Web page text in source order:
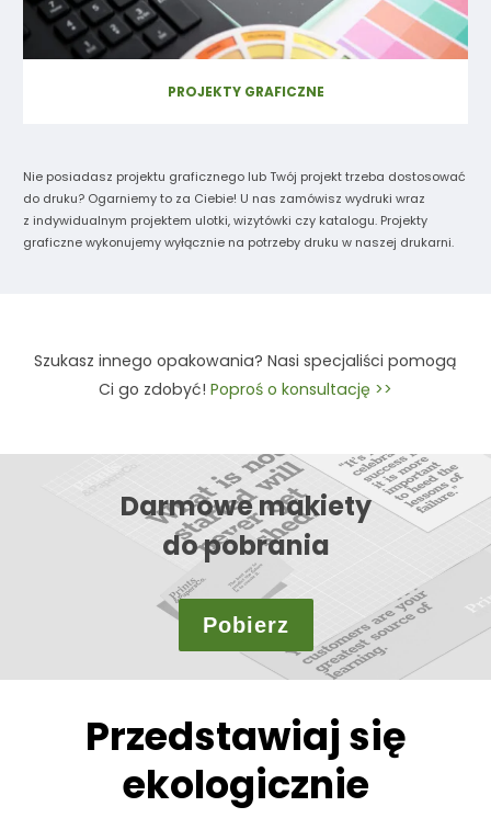
PROJEKTY GRAFICZNE
Nie posiadasz projektu graficznego lub Twój projekt trzeba dostosować
do druku? Ogarniemy to za Ciebie! U nas zamówisz wydruki wraz
z indywidualnym projektem ulotki, wizytówki czy katalogu. Projekty
graficzne wykonujemy wyłącznie na potrzeby druku w naszej drukarni.
Szukasz innego opakowania? Nasi specjaliści pomogą
Ci go zdobyć! Poproś o konsultację >>
Darmowe makiety
do pobrania
Pobierz
Przedstawiaj się
ekologicznie